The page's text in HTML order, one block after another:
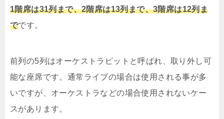
1階席は31列まで、2階席は13列まで、3階席は12列ま
でです。
前列の5列はオーケストラピットと呼ばれ、取り外し可
能な座席です。通常ライブの場合は使用される事が多
いですが、オーケストラなどの場合使用されないケー
スがあります。